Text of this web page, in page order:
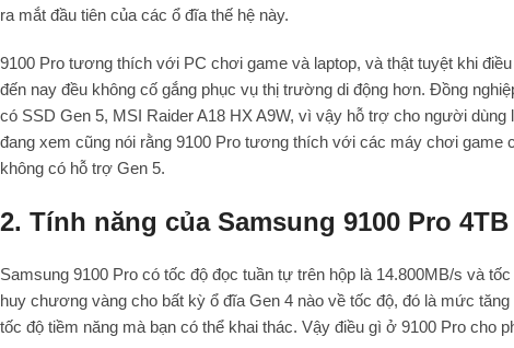
ra mắt đầu tiên của các ổ đĩa thế hệ này.
9100 Pro tương thích với PC chơi game và laptop, và thật tuyệt khi
đến nay đều không cố gắng phục vụ thị trường di động hơn. Đồng
có SSD Gen 5, MSI Raider A18 HX A9W, vì vậy hỗ trợ cho người
đang xem cũng nói rằng 9100 Pro tương thích với các máy chơi
không có hỗ trợ Gen 5.
2. Tính năng của Samsung 9100 Pro 4TB
Samsung 9100 Pro có tốc độ đọc tuần tự trên hộp là 14.800MB/s và
huy chương vàng cho bất kỳ ổ đĩa Gen 4 nào về tốc độ, đó là mức
tốc độ tiềm năng mà bạn có thể khai thác. Vậy điều gì ở 9100 Pro cho